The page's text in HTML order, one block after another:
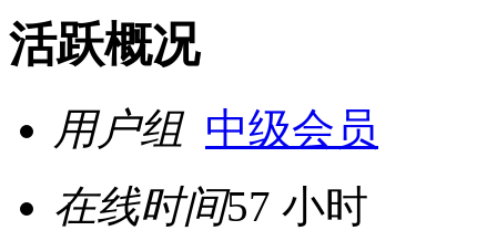
活跃概况
用户组 中级会员
在线时间57 小时